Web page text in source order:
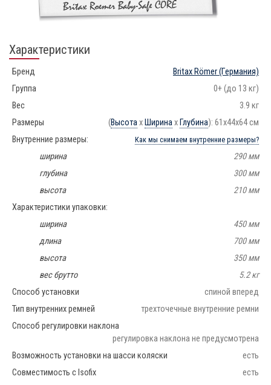
Характеристики
Бренд Britax Römer(Германия)
Группа
0+ (до 13 кг)
Вес
3.9 кг
Размеры
(Высотах Ширинах Глубина): 61x44x64 см
Внутренние размеры:
Как мы снимаем внутренние размеры?
ширина
290 мм
глубина
300 мм
высота
210 мм
Характеристики упаковки:
ширина
450 мм
длина
700 мм
высота
350 мм
вес брутто
5.2 кг
Способ установки
спиной вперед
Тип внутренних ремней
трехточечные внутренние ремни
Способ регулировки наклона
регулировка наклона не предусмотрена
Возможность установки на шасси коляски
есть
Совместимость с Isofix
есть